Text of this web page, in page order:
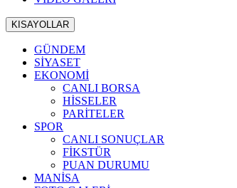
KISAYOLLAR
GÜNDEM
SİYASET
EKONOMİ
CANLI BORSA
HİSSELER
PARİTELER
SPOR
CANLI SONUÇLAR
FİKSTÜR
PUAN DURUMU
MANİSA